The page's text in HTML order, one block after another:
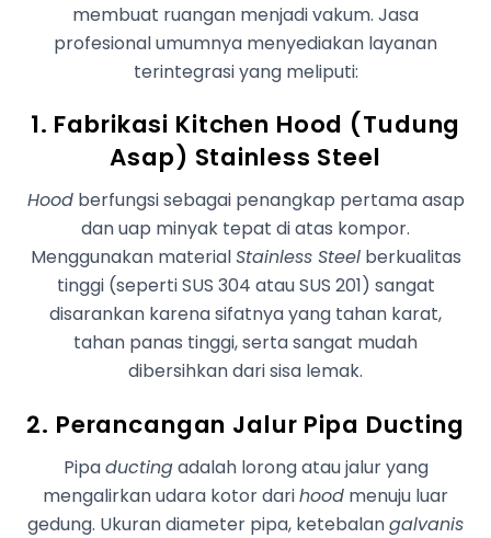
membuat ruangan menjadi vakum. Jasa
profesional umumnya menyediakan layanan
terintegrasi yang meliputi:
1. Fabrikasi Kitchen Hood (Tudung
Asap) Stainless Steel
Hoodberfungsi sebagai penangkap pertama asap
dan uap minyak tepat di atas kompor.
Menggunakan materialStainless Steelberkualitas
tinggi (seperti SUS 304 atau SUS 201) sangat
disarankan karena sifatnya yang tahan karat,
tahan panas tinggi, serta sangat mudah
dibersihkan dari sisa lemak.
2. Perancangan Jalur Pipa Ducting
Pipaductingadalah lorong atau jalur yang
mengalirkan udara kotor darihood menuju luar
gedung. Ukuran diameter pipa, ketebalangalvanis